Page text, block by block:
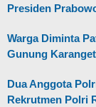
Presiden
Warga Diminta
Gunung
Dua Anggota
Rekrutmen Polri